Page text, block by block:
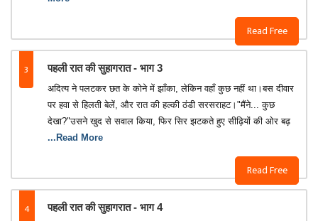
Read Free
3 पहली रात की सुहागरात - भाग 3
Read Free
अदित्य ने पलटकर छत के कोने में झाँका, लेकिन वहाँ कुछ नहीं था।बस दीवार
पर हवा से हिलती बेलें, और रात की हल्की ठंडी सरसराहट।"मैंने... कुछ
देखा?"उसने खुद से सवाल किया, फिर सिर झटकते हुए सीढ़ियों की ओर बढ़
...Read More
4 पहली रात की सुहागरात - भाग 4